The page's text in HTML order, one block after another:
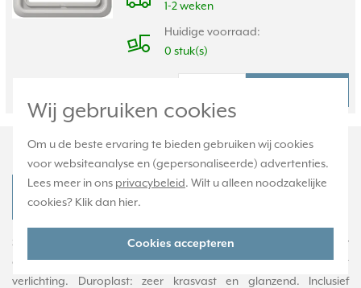
Wij gebruiken cookies
Om u de beste ervaring te bieden gebruiken wij cookies
voor websiteanalyse en (gepersonaliseerde) advertenties.
Lees meer in ons privacybeleid. Wilt u alleen noodzakelijke
cookies? Klik dan hier.
Cookies accepteren
1-2 weken
Huidige voorraad:
0 stuk(s)
Productomschrijving
JUNG CD 590 KO5 LG Productdatablad
Schakelwip (knop) met controlevenster, geschikt voor
controleschakelaars, en schakelaars/pulsdrukkers met
verlichting. Duroplast: zeer krasvast en glanzend. Inclusief